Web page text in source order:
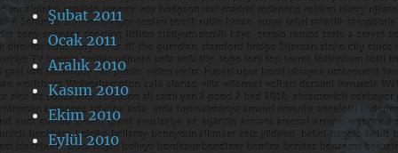
Şubat 2011
Ocak 2011
Aralık 2010
Kasım 2010
Ekim 2010
Eylül 2010